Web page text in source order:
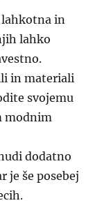
lahkotna in
lahko
in materiali
svojemu
modnim
dodatno
je še posebej